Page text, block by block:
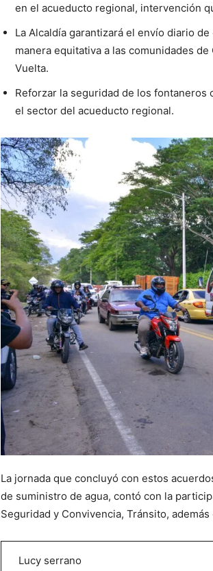
en el acueducto regional, intervención
La Alcaldía garantizará el envío diario
manera equitativa a las comunidades
Vuelta.
Reforzar la seguridad de los
el sector del acueducto regional.
La jornada que concluyó con estos
de suministro de agua, contó con la
Seguridad y Convivencia, Tránsito,
Lucy serrano